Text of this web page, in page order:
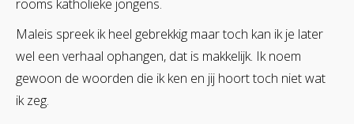
rooms katholieke jongens.
Maleis spreek ik heel gebrekkig maar toch kan ik je later
wel een verhaal ophangen, dat is makkelijk. Ik noem
gewoon de woorden die ik ken en jij hoort toch niet wat
ik zeg.